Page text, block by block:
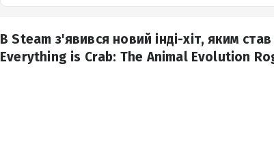
В Steam з'явився новий інді-хіт, яким
Everything is Crab: The Animal Evolution